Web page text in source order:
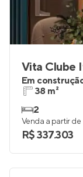
Vita Clube
Em
38 m²
2
Venda a partir de
R$ 337.303